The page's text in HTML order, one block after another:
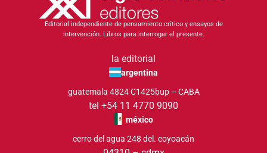
Editorial independiente de pensamiento crítico y ensayos de
intervención. Libros para interrogar el presente.
la editorial
argentina
guatemala 4824 C1425bup – CABA
tel +54 11 4770 9090
méxico
cerro del agua 248 del. coyoacán